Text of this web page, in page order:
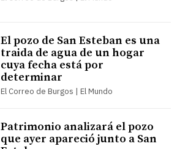
El pozo de San Esteban es una
traida de agua de un hogar
cuya fecha está por
determinar
El Correo de Burgos | El Mundo
Patrimonio analizará el pozo
que ayer apareció junto a San